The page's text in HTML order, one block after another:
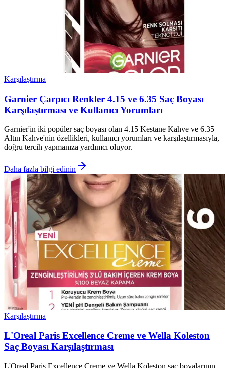
Karşılaştırma
Garnier Çarpıcı Renkler 4.15 ve 6.35 Saç Boyası
Karşılaştırması ve Kullanıcı Yorumları
Garnier'in iki popüler saç boyası olan 4.15 Kestane Kahve ve 6.35
Altın Kahve'nin özellikleri, kullanıcı yorumları ve karşılaştırmasıyla,
doğru tercih yapmanıza yardımcı oluyor.
Daha fazla bilgi edinin
Karşılaştırma
L'Oreal Paris Excellence Creme ve Wella Koleston
Saç Boyası Karşılaştırması
L'Oreal Paris Excellence Creme ve Wella Koleston saç boyalarının